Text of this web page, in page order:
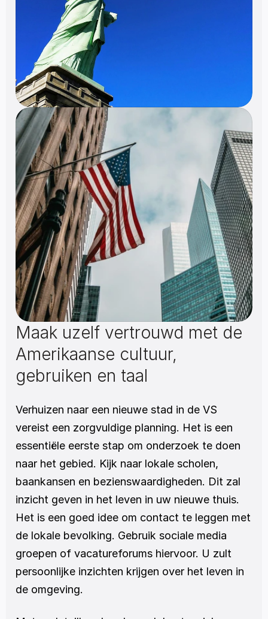
Maak uzelf vertrouwd met de
Amerikaanse cultuur,
gebruiken en taal
Verhuizen naar een nieuwe stad in de VS
vereist een zorgvuldige planning. Het is een
essentiële eerste stap om onderzoek te doen
naar het gebied. Kijk naar lokale scholen,
baankansen en bezienswaardigheden. Dit zal
inzicht geven in het leven in uw nieuwe thuis.
Het is een goed idee om contact te leggen met
de lokale bevolking. Gebruik sociale media
groepen of vacatureforums hiervoor. U zult
persoonlijke inzichten krijgen over het leven in
de omgeving.